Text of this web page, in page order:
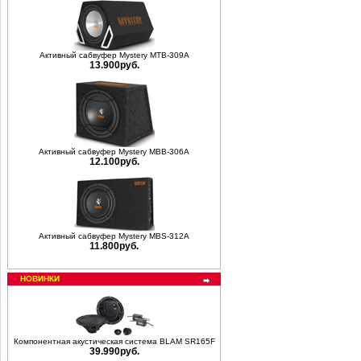
Активный сабвуфер Mystery MTB-309A
13.900руб.
Активный сабвуфер Mystery MBB-306A
12.100руб.
Активный сабвуфер Mystery MBS-312A
11.800руб.
НОВИНКИ
Компонентная акустическая система BLAM SR165F
39.990руб.